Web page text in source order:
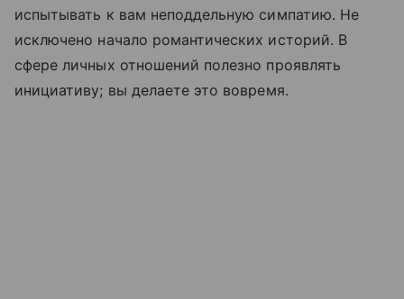
испытывать к вам неподдельную симпатию. Не
исключено начало романтических историй. В
сфере личных отношений полезно проявлять
инициативу; вы делаете это вовремя.